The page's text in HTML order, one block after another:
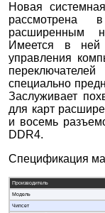
Новая
рассмотрена
расширенным
Имеется в ней
управления
специально
Заслуживает
для карт
и восемь
DDR4.
Спецификация
Производитель
Модель
Чипсет